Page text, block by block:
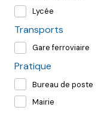
Lycée
Transports
Gare ferroviaire
Pratique
Bureau de poste
Mairie